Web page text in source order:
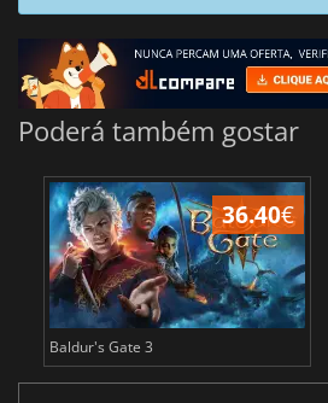
Poderá também gostar
36.40€
Baldur's Gate 3